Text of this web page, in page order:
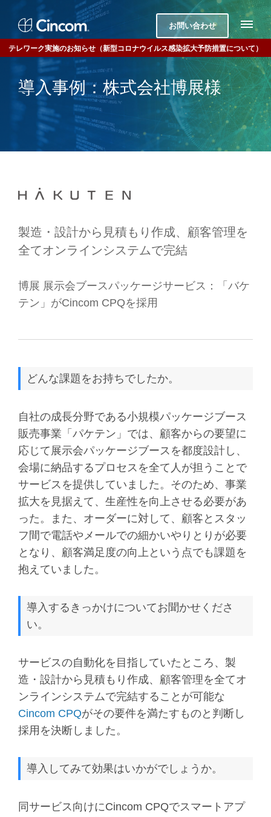
お問い合わせ
テレワーク実施のお知らせ（新型コロナウイルス感染拡大予防措置について）
導入事例：株式会社博展様
製造・設計から見積もり作成、顧客管理を
全てオンラインシステムで完結
博展 展示会ブースパッケージサービス：「バケ
テン」がCincom CPQを採用
どんな課題をお持ちでしたか。
自社の成長分野である小規模パッケージブース
販売事業「パケテン」では、顧客からの要望に
応じて展示会パッケージブースを都度設計し、
会場に納品するプロセスを全て人が担うことで
サービスを提供していました。そのため、事業
拡大を見据えて、生産性を向上させる必要があ
った。また、オーダーに対して、顧客とスタッ
フ間で電話やメールでの細かいやりとりが必要
となり、顧客満足度の向上という点でも課題を
抱えていました。
導入するきっかけについてお聞かせくださ
い。
サービスの自動化を目指していたところ、製
造・設計から見積もり作成、顧客管理を全てオ
ンラインシステムで完結することが可能な
Cincom CPQがその要件を満たすものと判断し
採用を決断しました。
導入してみて効果はいかがでしょうか。
同サービス向けにCincom CPQでスマートアプ